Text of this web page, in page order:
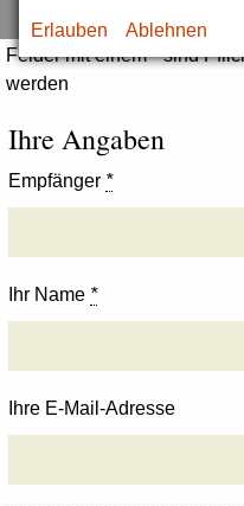
Erlauben Ablehnen
Felder mit einem * sind
werden
Ihre Angaben
Empfänger *
Ihr Name *
Ihre E-Mail-Adresse